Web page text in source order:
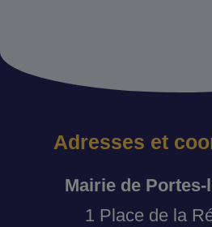
Adresses et
Mairie de Portes-
1 Place de la